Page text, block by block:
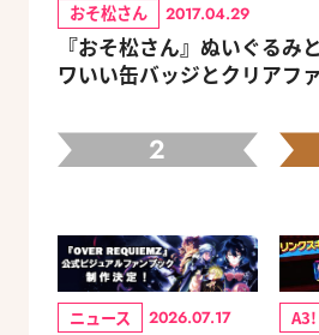
おそ松さん 2017.04.29
『おそ松さん』ぬいぐるみ
ワいい缶バッジとクリアフ
2
ニュース 2026.07.17 A3!